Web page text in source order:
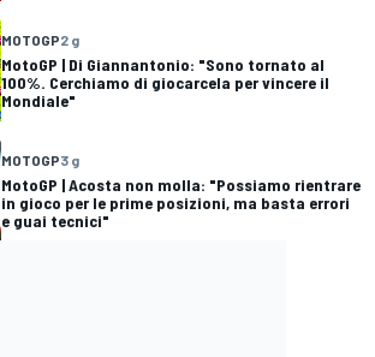
MOTOGP2 g
MotoGP | Di Giannantonio: "Sono tornato al
100%. Cerchiamo di giocarcela per vincere il
Mondiale"
MOTOGP3 g
MotoGP | Acosta non molla: "Possiamo rientrare
in gioco per le prime posizioni, ma basta errori
e guai tecnici"